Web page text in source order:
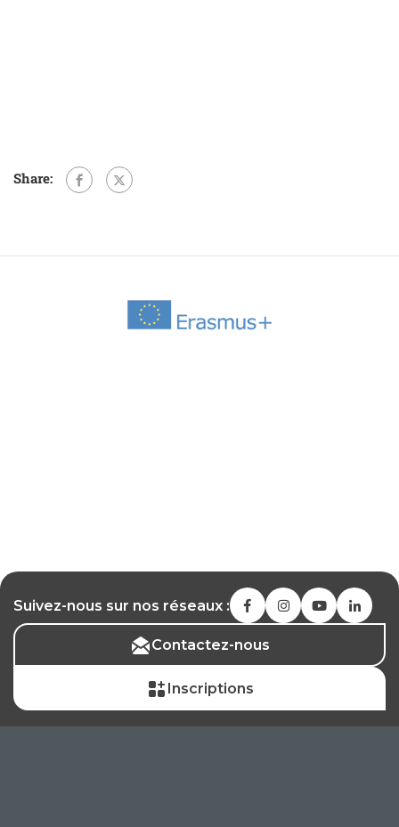
Share:
Suivez-nous sur nos réseaux :
Contactez-nous
Inscriptions